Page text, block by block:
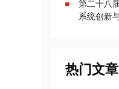
第二十八
系统创新
热门文章